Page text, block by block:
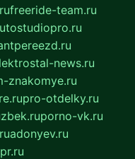
freeride-team.ru
news.ru
znakomye.ru
pro-otdelky.ru
porno-vk.ru
adonyev.ru